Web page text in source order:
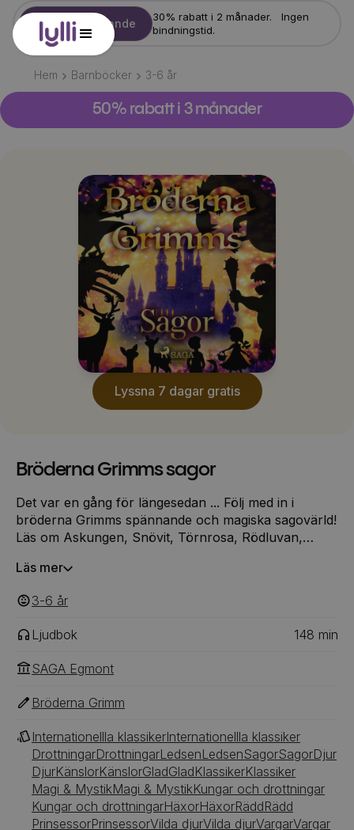
Starta erbjudande
30% rabatt i 2 månader. Ingen
bindningstid.
Hem Barnböcker 3-6 år
50% rabatt i 3 månader
Lyssna 7 dagar gratis
Bröderna Grimms sagor
Det var en gång för längesedan ... Följ med in i
bröderna Grimms spännande och magiska sagovärld!
Läs om Askungen, Snövit, Törnrosa, Rödluvan,
klassiska sagor i denna trollbindande sagosamling.
Läs mer
3-6 ‎‎ år
Ljudbok 148 min
SAGA Egmont
Bröderna Grimm
Internationellla klassikerInternationellla klassiker
DrottningarDrottningarLedsenLedsenSagorSagorDjur
DjurKänslorKänslorGladGladKlassikerKlassiker
Magi & MystikMagi & MystikKungar och drottningar
Kungar och drottningarHäxorHäxorRäddRädd
PrinsessorPrinsessorVilda djurVilda djurVargarVargar